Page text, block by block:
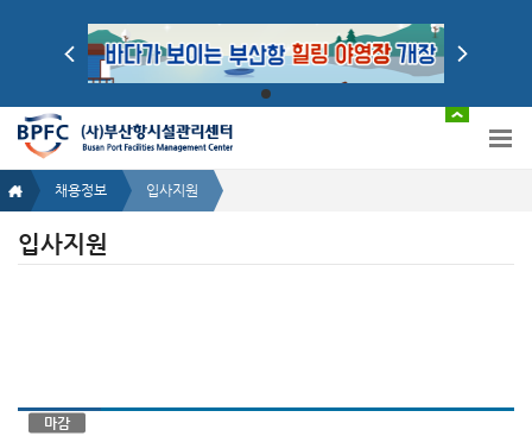
채용정보 입사지원
입사지원
마감